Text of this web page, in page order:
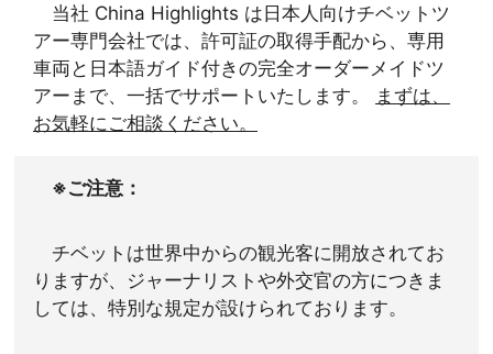
当社 China Highlights は日本人向けチベットツ
アー専門会社では、許可証の取得手配から、専用
車両と日本語ガイド付きの完全オーダーメイドツ
アーまで、一括でサポートいたします。
まずは、
お気軽にご相談ください。
※ご注意：
チベットは世界中からの観光客に開放されてお
りますが、ジャーナリストや外交官の方につきま
しては、特別な規定が設けられております。